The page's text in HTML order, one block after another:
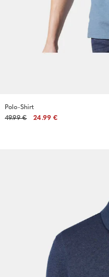
Polo-Shirt
49.99 €
24.99 €